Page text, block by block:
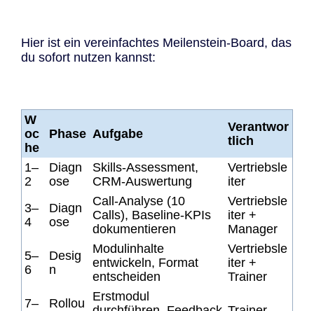
Hier ist ein vereinfachtes Meilenstein-Board, das
du sofort nutzen kannst:
W
oc
he
Phase Aufgabe
Verantwor
tlich
1–
2
Diagn
ose
Skills-Assessment,
CRM-Auswertung
Vertriebsle
iter
3–
4
Diagn
ose
Call-Analyse (10
Calls), Baseline-KPIs
dokumentieren
Vertriebsle
iter +
Manager
5–
6
Desig
n
Modulinhalte
entwickeln, Format
entscheiden
Vertriebsle
iter +
Trainer
7–
Rollou
Erstmodul